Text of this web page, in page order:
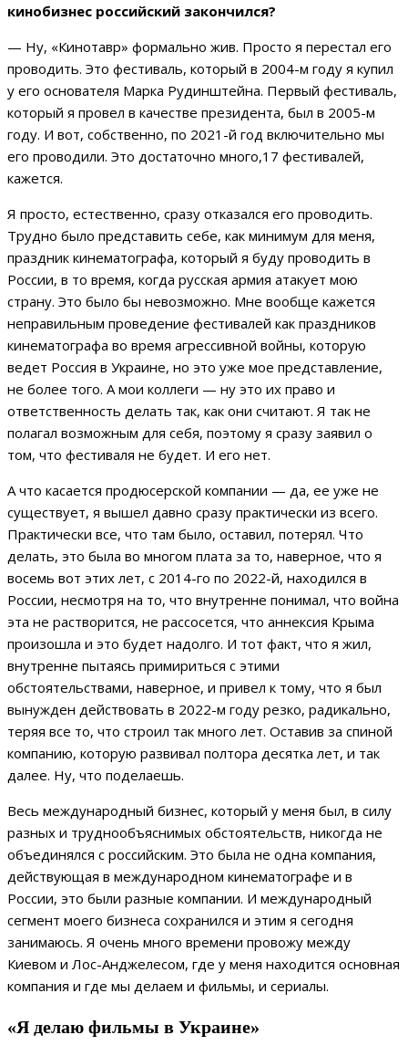
кинобизнес российский закончился?
— Ну, «Кинотавр» формально жив. Просто я перестал его
проводить. Это фестиваль, который в 2004-м году я купил
у его основателя Марка Рудинштейна. Первый фестиваль,
который я провел в качестве президента, был в 2005-м
году. И вот, собственно, по 2021-й год включительно мы
его проводили. Это достаточно много,17 фестивалей,
кажется.
Я просто, естественно, сразу отказался его проводить.
Трудно было представить себе, как минимум для меня,
праздник кинематографа, который я буду проводить в
России, в то время, когда русская армия атакует мою
страну. Это было бы невозможно. Мне вообще кажется
неправильным проведение фестивалей как праздников
кинематографа во время агрессивной войны, которую
ведет Россия в Украине, но это уже мое представление,
не более того. А мои коллеги — ну это их право и
ответственность делать так, как они считают. Я так не
полагал возможным для себя, поэтому я сразу заявил о
том, что фестиваля не будет. И его нет.
А что касается продюсерской компании — да, ее уже не
существует, я вышел давно сразу практически из всего.
Практически все, что там было, оставил, потерял. Что
делать, это была во многом плата за то, наверное, что я
восемь вот этих лет, с 2014-го по 2022-й, находился в
России, несмотря на то, что внутренне понимал, что война
эта не растворится, не рассосется, что аннексия Крыма
произошла и это будет надолго. И тот факт, что я жил,
внутренне пытаясь примириться с этими
обстоятельствами, наверное, и привел к тому, что я был
вынужден действовать в 2022-м году резко, радикально,
теряя все то, что строил так много лет. Оставив за спиной
компанию, которую развивал полтора десятка лет, и так
далее. Ну, что поделаешь.
Весь международный бизнес, который у меня был, в силу
разных и труднообъяснимых обстоятельств, никогда не
объединялся с российским. Это была не одна компания,
действующая в международном кинематографе и в
России, это были разные компании. И международный
сегмент моего бизнеса сохранился и этим я сегодня
занимаюсь. Я очень много времени провожу между
Киевом и Лос-Анджелесом, где у меня находится основная
компания и где мы делаем и фильмы, и сериалы.
«Я делаю фильмы в Украине»